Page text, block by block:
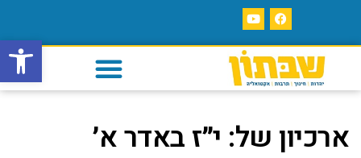
פתח
ארכיון של: י״ז באדר א׳